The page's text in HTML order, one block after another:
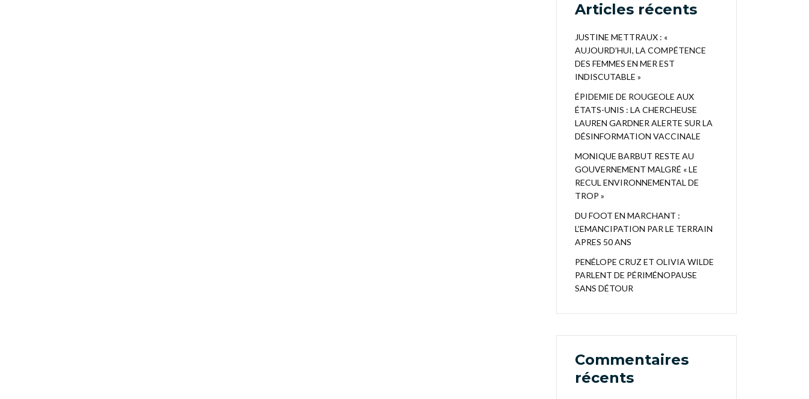
Articles récents
JUSTINE METTRAUX : «
AUJOURD’HUI, LA COMPÉTENCE
DES FEMMES EN MER EST
INDISCUTABLE »
ÉPIDEMIE DE ROUGEOLE AUX
ÉTATS-UNIS : LA CHERCHEUSE
LAUREN GARDNER ALERTE SUR LA
DÉSINFORMATION VACCINALE
MONIQUE BARBUT RESTE AU
GOUVERNEMENT MALGRÉ « LE
RECUL ENVIRONNEMENTAL DE
TROP »
DU FOOT EN MARCHANT :
L’EMANCIPATION PAR LE TERRAIN
APRES 50 ANS
PENÉLOPE CRUZ ET OLIVIA WILDE
PARLENT DE PÉRIMÉNOPAUSE
SANS DÉTOUR
Commentaires
récents